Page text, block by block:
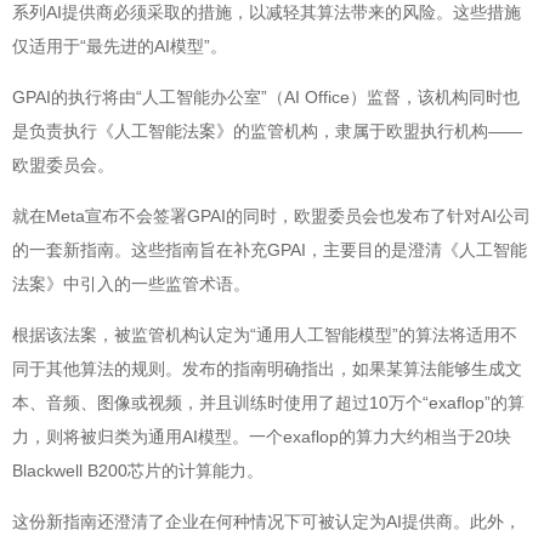
系列AI提供商必须采取的措施，以减轻其算法带来的风险。这些措施
仅适用于“最先进的AI模型”。
GPAI的执行将由“人工智能办公室”（AI Office）监督，该机构同时也
是负责执行《人工智能法案》的监管机构，隶属于欧盟执行机构——
欧盟委员会。
就在Meta宣布不会签署GPAI的同时，欧盟委员会也发布了针对AI公司
的一套新指南。这些指南旨在补充GPAI，主要目的是澄清《人工智能
法案》中引入的一些监管术语。
根据该法案，被监管机构认定为“通用人工智能模型”的算法将适用不
同于其他算法的规则。发布的指南明确指出，如果某算法能够生成文
本、音频、图像或视频，并且训练时使用了超过10万个“exaflop”的算
力，则将被归类为通用AI模型。一个exaflop的算力大约相当于20块
Blackwell B200芯片的计算能力。
这份新指南还澄清了企业在何种情况下可被认定为AI提供商。此外，